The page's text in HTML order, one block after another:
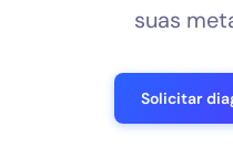
suas
Solicitar